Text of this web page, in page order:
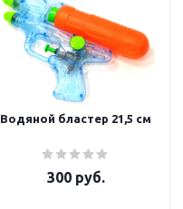
Водяной бластер 21,5 см
300руб.